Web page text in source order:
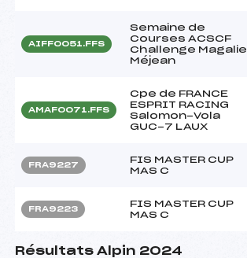
AIFF0051.FFS
Semaine de
Courses ACSCF
Challenge Magalie
Méjean
AMAF0071.FFS
Cpe de FRANCE
ESPRIT RACING
Salomon-Vola
GUC-7 LAUX
FRA9227
FIS MASTER CUP
MAS C
FRA9223
FIS MASTER CUP
MAS C
Résultats Alpin 2024